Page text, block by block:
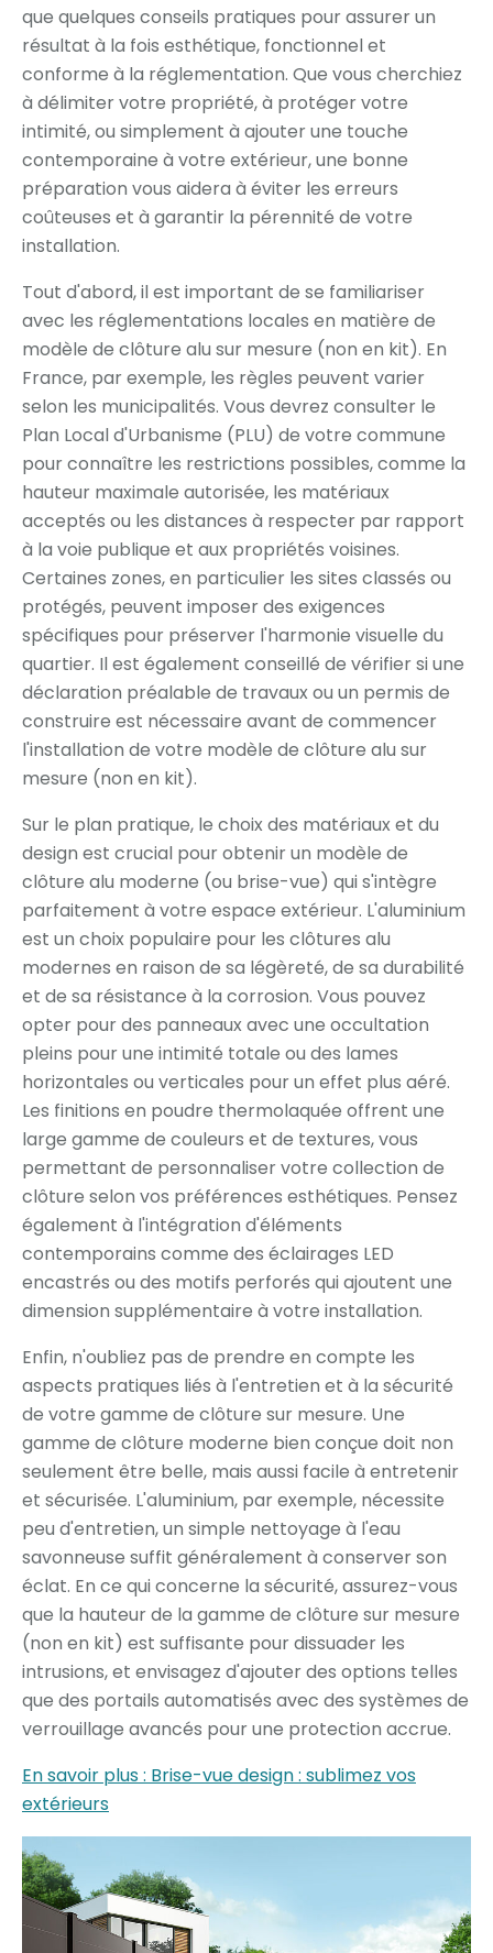
que quelques conseils pratiques pour assurer un
résultat à la fois esthétique, fonctionnel et
conforme à la réglementation. Que vous cherchiez
à délimiter votre propriété, à protéger votre
intimité, ou simplement à ajouter une touche
contemporaine à votre extérieur, une bonne
préparation vous aidera à éviter les erreurs
coûteuses et à garantir la pérennité de votre
installation.
Tout d'abord, il est important de se familiariser
avec les réglementations locales en matière de
modèle de clôture alu sur mesure (non en kit). En
France, par exemple, les règles peuvent varier
selon les municipalités. Vous devrez consulter le
Plan Local d'Urbanisme (PLU) de votre commune
pour connaître les restrictions possibles, comme la
hauteur maximale autorisée, les matériaux
acceptés ou les distances à respecter par rapport
à la voie publique et aux propriétés voisines.
Certaines zones, en particulier les sites classés ou
protégés, peuvent imposer des exigences
spécifiques pour préserver l'harmonie visuelle du
quartier. Il est également conseillé de vérifier si une
déclaration préalable de travaux ou un permis de
construire est nécessaire avant de commencer
l'installation de votre modèle de clôture alu sur
mesure (non en kit).
Sur le plan pratique, le choix des matériaux et du
design est crucial pour obtenir un modèle de
clôture alu moderne (ou brise-vue) qui s'intègre
parfaitement à votre espace extérieur. L'aluminium
est un choix populaire pour les clôtures alu
modernes en raison de sa légèreté, de sa durabilité
et de sa résistance à la corrosion. Vous pouvez
opter pour des panneaux avec une occultation
pleins pour une intimité totale ou des lames
horizontales ou verticales pour un effet plus aéré.
Les finitions en poudre thermolaquée offrent une
large gamme de couleurs et de textures, vous
permettant de personnaliser votre collection de
clôture selon vos préférences esthétiques. Pensez
également à l'intégration d'éléments
contemporains comme des éclairages LED
encastrés ou des motifs perforés qui ajoutent une
dimension supplémentaire à votre installation.
Enfin, n'oubliez pas de prendre en compte les
aspects pratiques liés à l'entretien et à la sécurité
de votre gamme de clôture sur mesure. Une
gamme de clôture moderne bien conçue doit non
seulement être belle, mais aussi facile à entretenir
et sécurisée. L'aluminium, par exemple, nécessite
peu d'entretien, un simple nettoyage à l'eau
savonneuse suffit généralement à conserver son
éclat. En ce qui concerne la sécurité, assurez-vous
que la hauteur de la gamme de clôture sur mesure
(non en kit) est suffisante pour dissuader les
intrusions, et envisagez d'ajouter des options telles
que des portails automatisés avec des systèmes de
verrouillage avancés pour une protection accrue.
En savoir plus : Brise-vue design : sublimez vos
extérieurs